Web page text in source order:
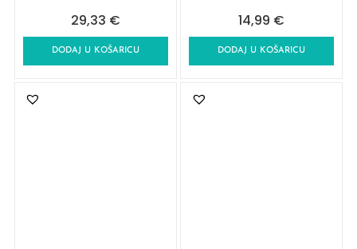
29,33 €
DODAJ U KOŠARICU
14,99 €
DODAJ U KOŠARICU